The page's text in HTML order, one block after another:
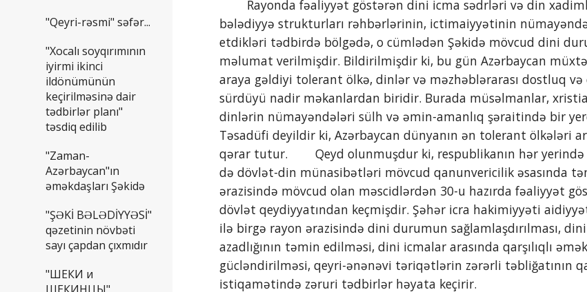
"Qeyri-rəsmi" səfər...
"Xocalı soyqırımının
iyirmi ikinci
ildönümünün
keçirilməsinə dair
tədbirlər planı"
təsdiq edilib
"Zaman-
Azərbaycan"ın
əməkdaşları Şəkidə
"ŞƏKİ BƏLƏDİYYƏSİ"
qəzetinin növbəti
sayı çapdan çıxmıdır
"ШЕКИ и
ШЕКИНЦЫ"
bələdiyyə strukturları rəhbərlərinin, ictimaiyyətinin
etdikləri tədbirdə bölgədə, o cümlədən Şəkidə mövcud dini
məlumat verilmişdir. Bildirilmişdir ki, bu gün Azərbaycan
araya gəldiyi tolerant ölkə, dinlər və məzhəblərarası dostluq və
sürdüyü nadir məkanlardan biridir. Burada müsəlmanlar,
dinlərin nümayəndələri sülh və əmin-amanlıq şəraitində bir
Təsadüfi deyildir ki, Azərbaycan dünyanın ən tolerant ölkələri
qərar tutur.        Qeyd olunmuşdur ki, respublikanın hər
də dövlət-din münasibətləri mövcud qanunvericilik əsasında
ərazisində mövcud olan məscidlərdən 30-u hazırda fəaliyyət
dövlət qeydiyyatından keçmişdir. Şəhər icra hakimiyyəti
ilə birgə rayon ərazisində dini durumun sağlamlaşdırılması,
azadlığının təmin edilməsi, dini icmalar arasında qarşılıqlı
gücləndirilməsi, qeyri-ənənəvi təriqətlərin zərərli təbliğatının
istiqamətində zəruri tədbirlər həyata keçirir.